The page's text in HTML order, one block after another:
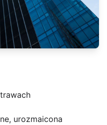
urozmaicona